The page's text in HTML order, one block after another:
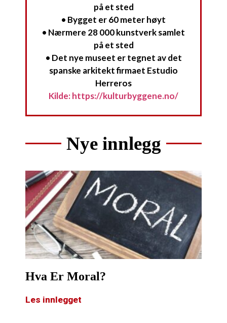
på et sted
• Bygget er 60 meter høyt
• Nærmere 28 000 kunstverk samlet
på et sted
• Det nye museet er tegnet av det
spanske arkitekt firmaet Estudio
Herreros
Kilde: https://kulturbyggene.no/
Nye innlegg
Hva Er Moral?
Les innlegget